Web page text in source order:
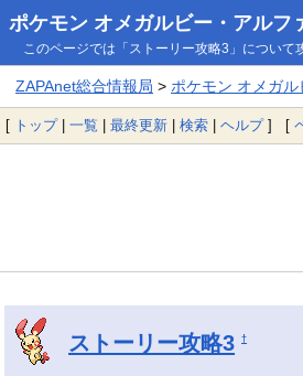
ポケモン オメガルビー・アルフ
このページでは「ストーリー攻略3」について
ZAPAnet総合情報局 > ポケモン オメガ
[ トップ| 一覧 | 最終更新 | 検索 | ヘルプ] [
ストーリー攻略3 †